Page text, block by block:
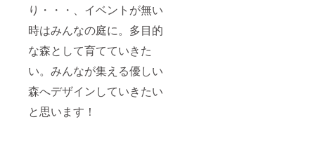
り・・・、イベントが無い
時はみんなの庭に。多目的
な森として育てていきた
い。みんなが集える優しい
森へデザインしていきたい
と思います！